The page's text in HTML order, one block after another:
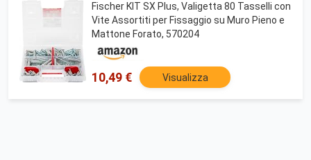
Fischer KIT SX Plus, Valigetta 80 Tasselli con
Vite Assortiti per Fissaggio su Muro Pieno e
Mattone Forato, 570204
10,49 € Visualizza